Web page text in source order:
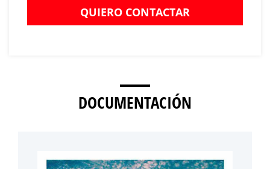
QUIERO CONTACTAR
DOCUMENTACIÓN